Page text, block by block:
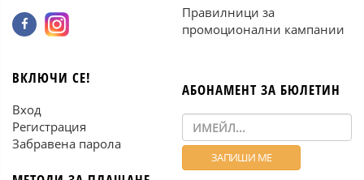
Правилници за
промоционални кампании
ВКЛЮЧИ СЕ!
Вход
Регистрация
Забравена парола
АБОНАМЕНТ ЗА БЮЛЕТИН